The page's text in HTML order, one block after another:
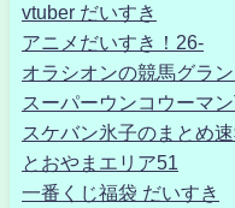
vtuber だいすき
アニメだいすき！26-
オラシオンの競馬グラン
スーパーウンコウーマン
スケバン氷子のまとめ速
とおやまエリア51
一番くじ福袋 だいすき